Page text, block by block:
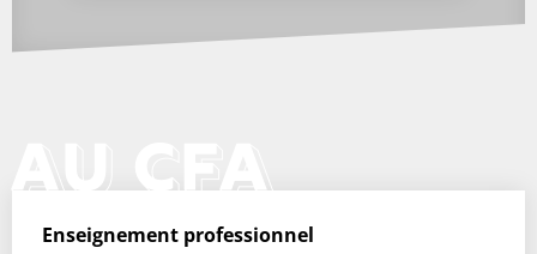
AU CFA
Enseignement professionnel